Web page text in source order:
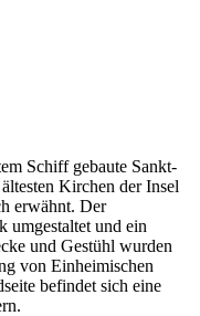
Schiff gebaute Sankt-
Kirchen der Insel
erwähnt. Der
umgestaltet und ein
und Gestühl wurden
von Einheimischen
befindet sich eine